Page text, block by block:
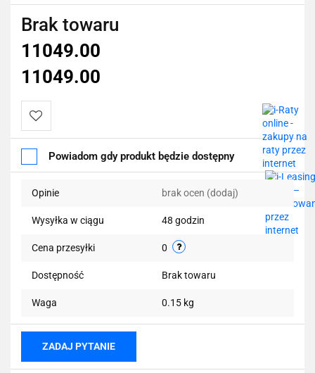
Brak towaru
11049.00
11049.00
Do
przechowalni
Powiadom gdy produkt będzie dostępny
Opinie brak ocen (dodaj)
Wysyłka w ciągu 48 godzin
Cena przesyłki 0
Dostępność Brak towaru
Waga 0.15 kg
ZADAJ PYTANIE